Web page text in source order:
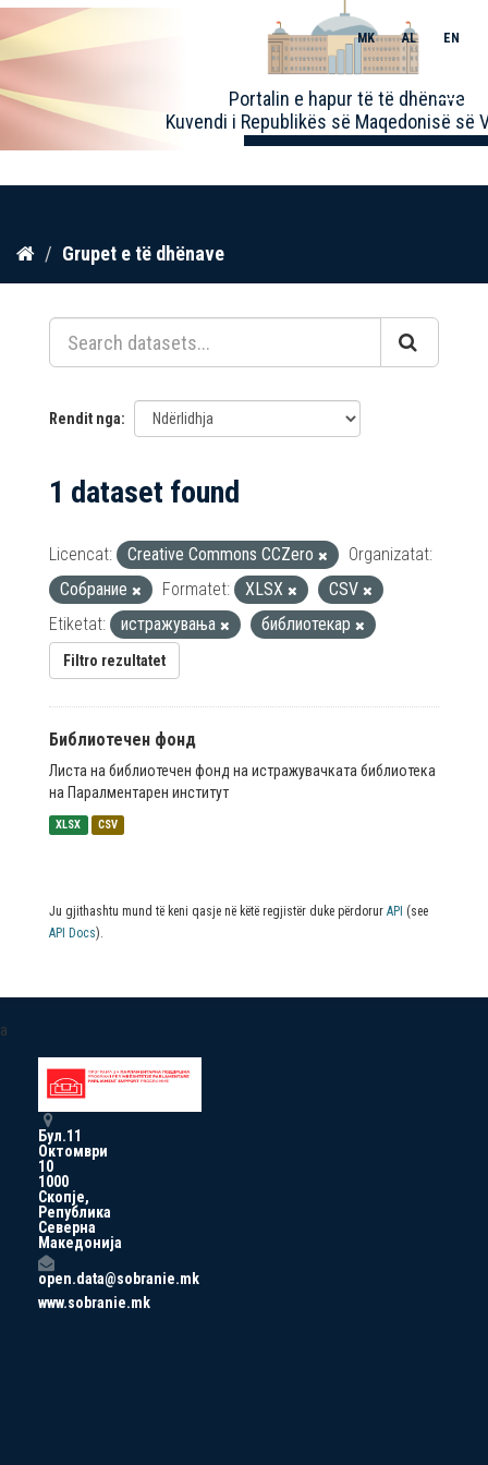
Kalo
përmbajtja
Portalin e hapur të të dhënave
Kuvendi i Republikës së Maqedonisë së
MK AL EN
Toggle
Grupet e të dhënave
Rendit nga
1 dataset found
Licencat: Creative Commons CCZero
Organizatat:
Собрание
Formatet: XLSX
CSV
Etiketat:
истражувања библиотекар
Filtro rezultatet
Библиотечен фонд
Листа на библиотечен фонд на истражувачката библиотека
на Паралментарен институт
XLSX CSV
Ju gjithashtu mund të keni qasje në këtë regjistër duke përdorur API (see
API Docs).
a
Бул.11
Октомври
10
1000
Скопје,
Република
Северна
Македонија
open.data@sobranie.mk
www.sobranie.mk